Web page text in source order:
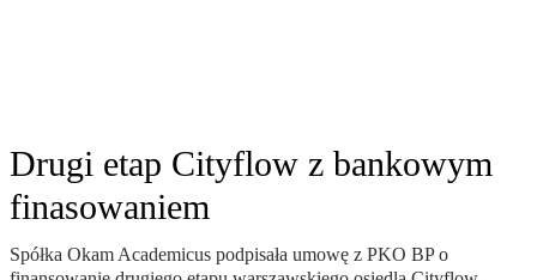
Drugi etap Cityflow z bankowym
finasowaniem
Spółka Okam Academicus podpisała umowę z PKO BP o